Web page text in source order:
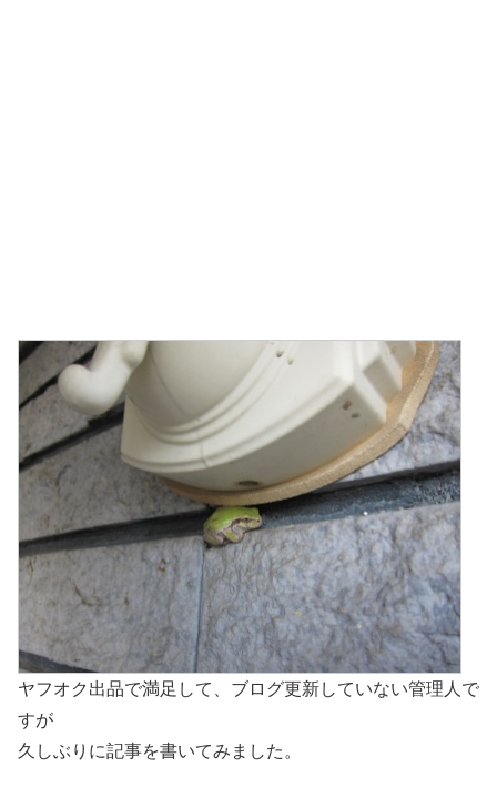
ヤフオク出品で満足して、ブログ更新していない管理人で
すが
久しぶりに記事を書いてみました。